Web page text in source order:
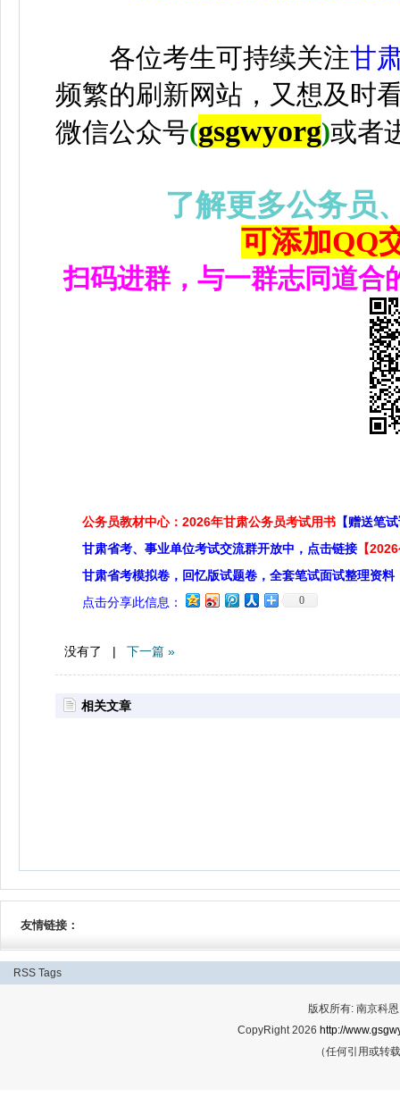
各位考生可持续关注甘
频繁的刷新网站，又想及时
微信公众号(gsgwyorg)或者
了解更多公务员
可添加QQ
扫码进群，与一群志同道合
公务员教材中心：2026年甘肃公务员考试用书 【赠送笔
甘肃省考、事业单位考试交流群开放中，点击链接 【
甘肃省考模拟卷，回忆版试题卷，全套笔试面试整理资料
点击分享此信息：
0
没有了 | 下一篇 »
相关文章
友情链接：
RSS Tags
版权所有: 南京科
CopyRight 2026 http://
（任何引用或转